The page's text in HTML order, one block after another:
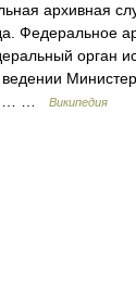
архивная
Федеральное
орган
…
Википедия